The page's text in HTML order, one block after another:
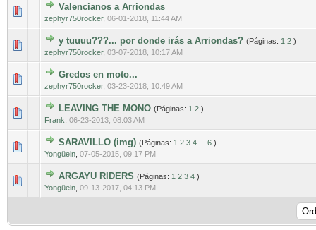
Valencianos a Arriondas
zephyr750rocker, 06-01-2018, 11:44 AM
0 voto(s) - Media 0 de 5
1234
y tuuuu???... por donde irás a Arriondas? (Páginas: 1 2 )
zephyr750rocker, 03-07-2018, 10:17 AM
0 voto(s) - Media 0 de 5
1234 5
Gredos en moto...
zephyr750rocker, 03-23-2018, 10:49 AM
0 voto(s) - Media 0 de 5
LEAVING THE MONO (Páginas: 1 2 )
Frank 06-23-2013, 08:03 AM
0 voto(s) - Media 0 de 5
1 2345
SARAVILLO (img) (Páginas: 1 2 3 4 6 )
Yongüein 07-05-2015, 09:17 PM
0 voto(s) - Media 0 de 5
12345
ARGAYU RIDERS (Páginas: 1 2 3 4 )
Yongüein 09-13-2017, 04:13 PM
3 voto(s) - Media 5 de 5
12345